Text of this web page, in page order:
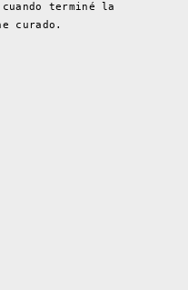
terminé la
curado.